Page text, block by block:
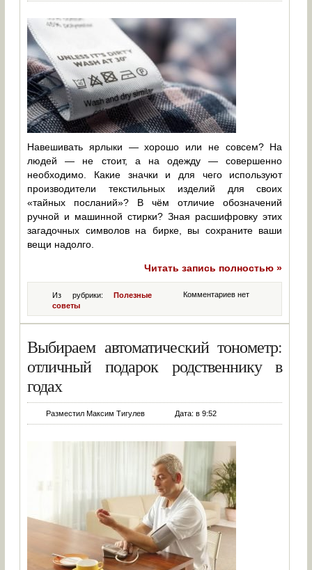
Навешивать ярлыки — хорошо или не совсем? На
людей — не стоит, а на одежду — совершенно
необходимо. Какие значки и для чего используют
производители текстильных изделий для своих
«тайных посланий»? В чём отличие обозначений
ручной и машинной стирки? Зная расшифровку этих
загадочных символов на бирке, вы сохраните ваши
вещи надолго.
Читать запись полностью »
Комментариев нет
Из рубрики:Полезные
советы
Выбираем автоматический тонометр:
отличный подарок родственнику в
годах
Разместил Максим Тигулев Дата: в 9:52